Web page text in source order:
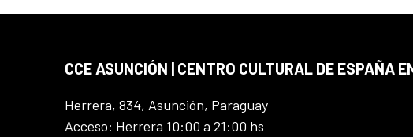
CCE ASUNCIÓN | CENTRO CULTURAL DE ESPAÑA
Herrera, 834, Asunción, Paraguay
Acceso: Herrera 10:00 a 21:00 hs